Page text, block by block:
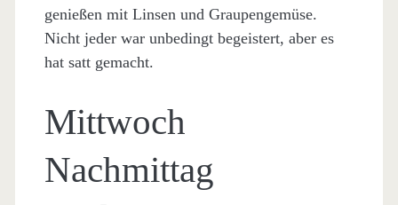
genießen mit Linsen und Graupengemüse.
Nicht jeder war unbedingt begeistert, aber es
hat satt gemacht.
Mittwoch
Nachmittag